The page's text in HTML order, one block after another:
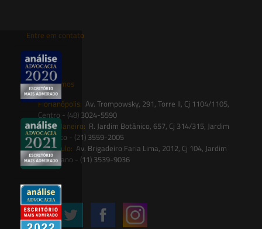
Entre em contato
contato@saesadvogados.com.br
Onde estamos
Florianópolis: Av. Trompowsky, 291, Torre II, Cj 1104/1105,
Centro - (48) 3024-5590
Rio de Janeiro: R. Jardim Botânico, 657, Cj 314/315, Jardim
Botânico - (21) 3559-2005
São Paulo: Av. Brigadeiro Faria Lima, 2012, Cj 104, Jardim
Paulistano - (11) 3539-9036
Siga-nos